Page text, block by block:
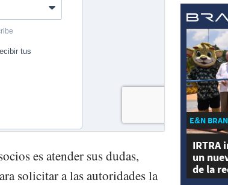
es atender sus dudas,
solicitar a las autoridades la
E&N
IRTRA
un
de la